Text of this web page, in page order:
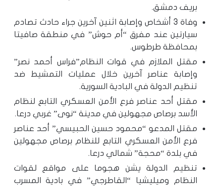
بريف دمشق.
وفاة 3 أشخاص وإصابة اثنين آخرين جراء حادث تصادم
سيارتين عند مفرق “أم حوش” في منطقة صافيتا
بمحافظة طرطوس.
مقتل الملازم في قوات النظام”فراس أحمد نصر”
وإصابة عناصر آخرين خلال عمليات التمشيط ضد
تنظيم الدولة في البادية السورية.
مقتل أحد عناصر فرع الأمن العسكري التابع لنظام
الأسد برصاص مجهولين في مدينة “نوى” غربي درعا.
مقتل المدعو “محمود حسين الحبيسي” أحد عناصر
فرع الأمن العسكري التابع للنظام برصاص مجهولين
في بلدة “محجة” شمالي درعا.
تنظيم الدولة يشن هجوما على مواقع لقوات
النظام وميليشيا “القاطرجي” في بادية المسرب